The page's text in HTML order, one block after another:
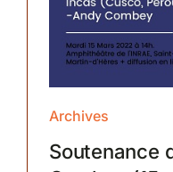
Archives
Soutenance